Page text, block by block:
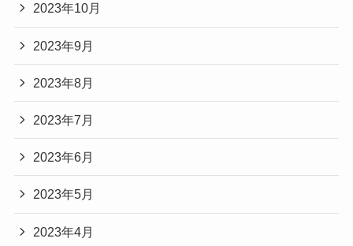
2023年10月
2023年9月
2023年8月
2023年7月
2023年6月
2023年5月
2023年4月